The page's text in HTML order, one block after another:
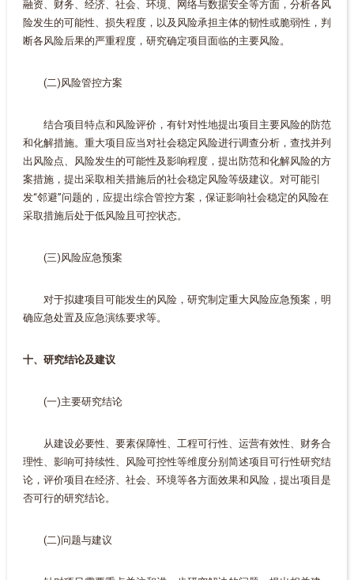
融资、财务、经济、社会、环境、网络与数据安全等方面，分析各风
险发生的可能性、损失程度，以及风险承担主体的韧性或脆弱性，判
断各风险后果的严重程度，研究确定项目面临的主要风险。
(二)风险管控方案
结合项目特点和风险评价，有针对性地提出项目主要风险的防范
和化解措施。重大项目应当对社会稳定风险进行调查分析，查找并列
出风险点、风险发生的可能性及影响程度，提出防范和化解风险的方
案措施，提出采取相关措施后的社会稳定风险等级建议。对可能引
发“邻避”问题的，应提出综合管控方案，保证影响社会稳定的风险在
采取措施后处于低风险且可控状态。
(三)风险应急预案
对于拟建项目可能发生的风险，研究制定重大风险应急预案，明
确应急处置及应急演练要求等。
十、研究结论及建议
(一)主要研究结论
从建设必要性、要素保障性、工程可行性、运营有效性、财务合
理性、影响可持续性、风险可控性等维度分别简述项目可行性研究结
论，评价项目在经济、社会、环境等各方面效果和风险，提出项目是
否可行的研究结论。
(二)问题与建议